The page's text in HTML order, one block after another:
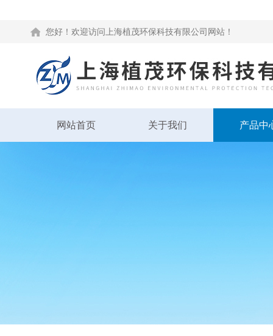
您好！欢迎访问上海植茂环保科技有限公司网站！
网站首页 关于我们 产品中